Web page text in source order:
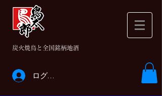
​炭火焼鳥と全国銘柄地酒
ログイン